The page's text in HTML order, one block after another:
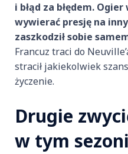
i błąd za błędem.
wywierać presję na
zaszkodził sobie
Francuz traci do
stracił jakiekolwiek
życzenie.
Drugie
w tym